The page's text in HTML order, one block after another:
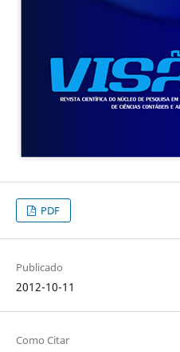
PDF
Publicado
2012-10-11
Como Citar